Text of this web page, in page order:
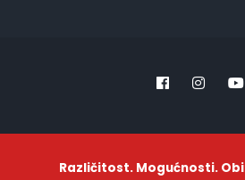
Različitost. Mogućnosti.